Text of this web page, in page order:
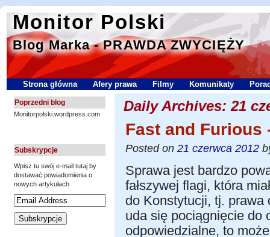
Monitor Polski
Blog Marka - PRAWDA ZWYCIĘŻY
Strona główna Afery prawa Filmy Komunikaty
Poprzedni blog
Monitorpolski.wordpress.com
Subskrypcje
Wpisz tu swój e-mail tutaj by
dostawać powiadomienia o
nowych artykułach
Daily Archives: 21
Fast and Furious
Posted on 21 czerwca 2012
Sprawa jest bardzo
fałszywej flagi, która
do Konstytucji, tj.
uda się pociągnięcie do
odpowiedzialne, to